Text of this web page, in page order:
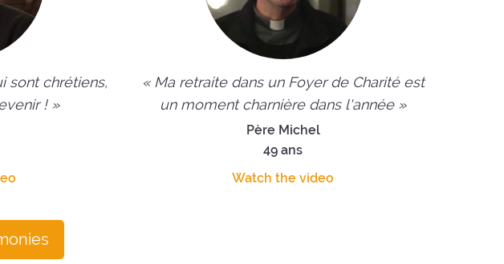
sont chrétiens,
! »
« Ma retraite dans un Foyer de Charité est
un moment charnière dans l'année »
Père Michel
49 ans
Watch the video